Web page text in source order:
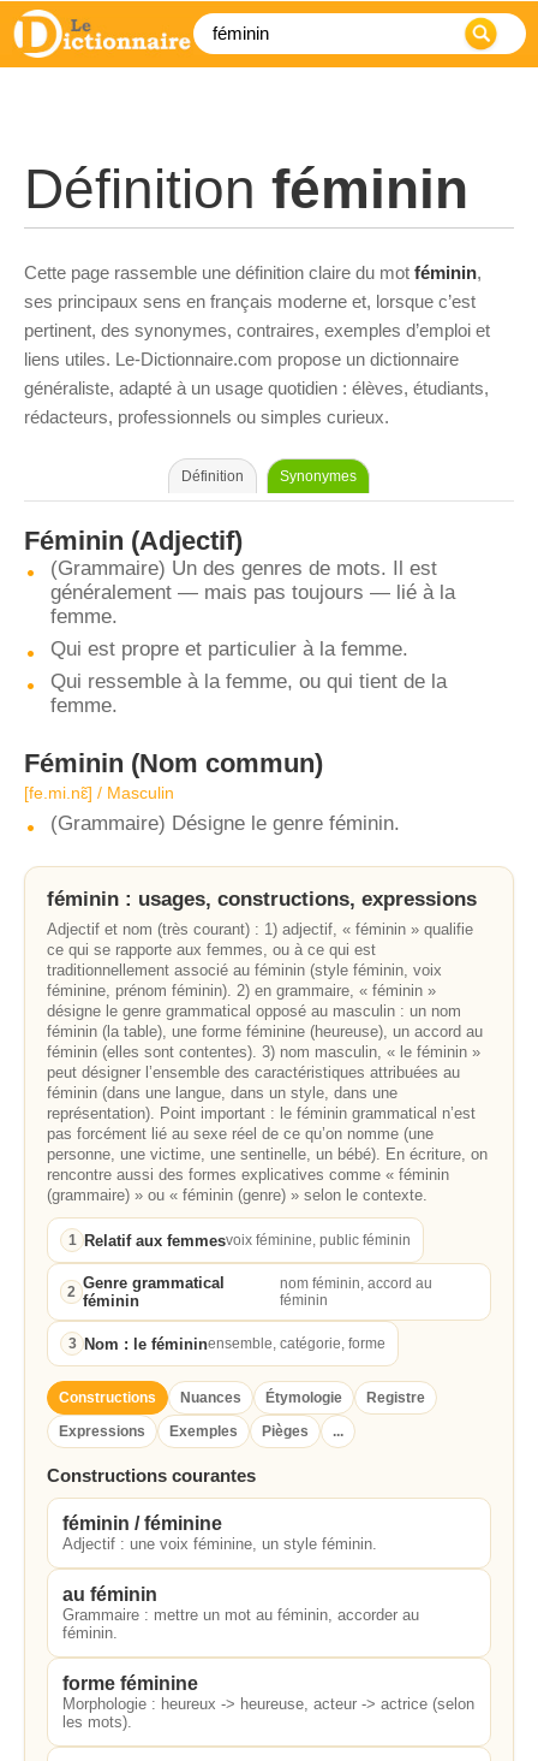
Définition féminin
Cette page rassemble une définition claire du mot féminin,
ses principaux sens en français moderne et, lorsque c’est
pertinent, des synonymes, contraires, exemples d’emploi et
liens utiles. Le-Dictionnaire.com propose un dictionnaire
généraliste, adapté à un usage quotidien : élèves, étudiants,
rédacteurs, professionnels ou simples curieux.
Définition Synonymes
Féminin (Adjectif)
(Grammaire) Un des genres de mots. Il est
généralement — mais pas toujours — lié à la
femme.
Qui est propre et particulier à la femme.
Qui ressemble à la femme, ou qui tient de la
femme.
Féminin (Nom commun)
[fe.mi.nɛ̃] / Masculin
(Grammaire) Désigne le genre féminin.
féminin : usages, constructions, expressions
Adjectif et nom (très courant) : 1) adjectif, « féminin » qualifie
ce qui se rapporte aux femmes, ou à ce qui est
traditionnellement associé au féminin (style féminin, voix
féminine, prénom féminin). 2) en grammaire, « féminin »
désigne le genre grammatical opposé au masculin : un nom
féminin (la table), une forme féminine (heureuse), un accord au
féminin (elles sont contentes). 3) nom masculin, « le féminin »
peut désigner l’ensemble des caractéristiques attribuées au
féminin (dans une langue, dans un style, dans une
représentation). Point important : le féminin grammatical n’est
pas forcément lié au sexe réel de ce qu’on nomme (une
personne, une victime, une sentinelle, un bébé). En écriture, on
rencontre aussi des formes explicatives comme « féminin
(grammaire) » ou « féminin (genre) » selon le contexte.
1 Relatif aux femmesvoix féminine, public féminin
2 Genre grammatical
féminin
nom féminin, accord au
féminin
3 Nom : le fémininensemble, catégorie, forme
Constructions Nuances Étymologie
Registre
Expressions
Exemples Pièges ...
Constructions courantes
féminin / féminine
Adjectif : une voix féminine, un style féminin.
au féminin
Grammaire : mettre un mot au féminin, accorder au
féminin.
forme féminine
Morphologie : heureux -> heureuse, acteur -> actrice (selon
les mots).